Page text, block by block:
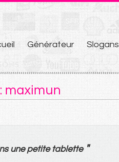
Générateur Slogans
maximun
une petite tablette "